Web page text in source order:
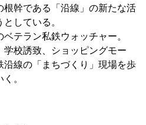
幹である「沿線」の新たな活
している。
テラン私鉄ウォッチャー。
校誘致、ショッピングモー
線の「まちづくり」現場を歩
。